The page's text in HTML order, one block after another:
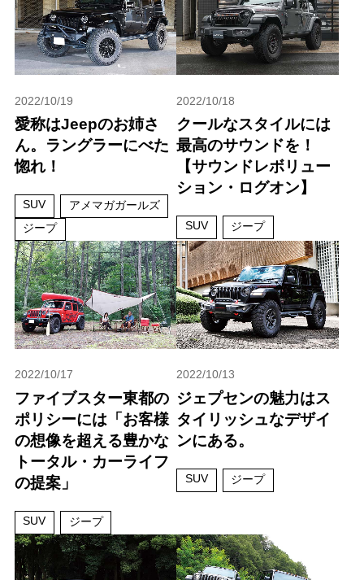
2022/10/19
愛称はJeepのお姉さ
ん。ラングラーにべた
惚れ！
SUV
アメマガガールズ
ジープ
2022/10/18
クールなスタイルには
最高のサウンドを！
【サウンドレボリュー
ション・ログオン】
SUV ジープ
2022/10/17
ファイブスター東都の
ポリシーには「お客様
の想像を超える豊かな
トータル・カーライフ
の提案」
SUV ジープ
2022/10/13
ジェプセンの魅力はス
タイリッシュなデザイ
ンにある。
SUV ジープ